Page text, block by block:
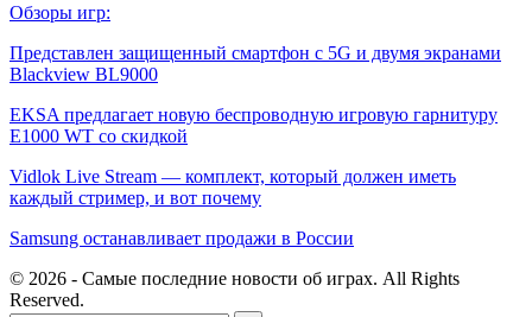
Обзоры игр:
Представлен защищенный смартфон с 5G и двумя экранами
Blackview BL9000
EKSA предлагает новую беспроводную игровую гарнитуру
E1000 WT со скидкой
Vidlok Live Stream — комплект, который должен иметь
каждый стример, и вот почему
Samsung останавливает продажи в России
© 2026 - Самые последние новости об играх. All Rights
Reserved.